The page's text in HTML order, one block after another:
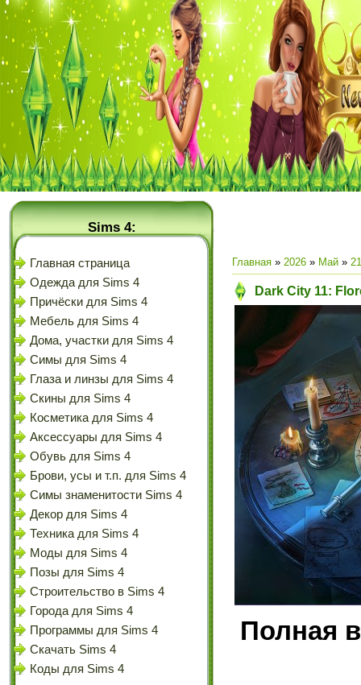
Sims 4:
Главная страница
Одежда для Sims 4
Причёски для Sims 4
Мебель для Sims 4
Дома, участки для Sims 4
Симы для Sims 4
Глаза и линзы для Sims 4
Скины для Sims 4
Косметика для Sims 4
Аксессуары для Sims 4
Обувь для Sims 4
Брови, усы и т.п. для Sims 4
Симы знаменитости Sims 4
Декор для Sims 4
Техника для Sims 4
Моды для Sims 4
Позы для Sims 4
Строительство в Sims 4
Города для Sims 4
Программы для Sims 4
Скачать Sims 4
Коды для Sims 4
Главная » 2026 » Май » 21
Dark City 11:
Полная